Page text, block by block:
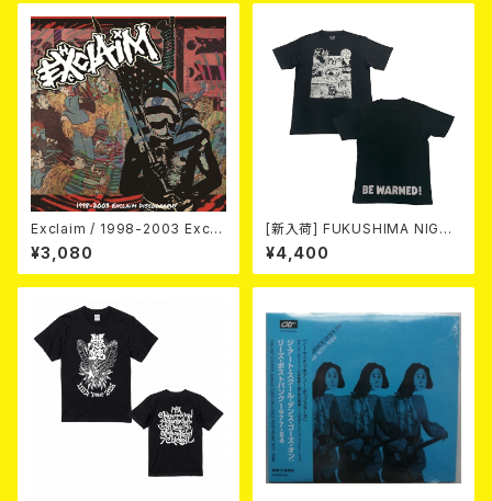
Exclaim / 1998-2003 Excla
im Discography
¥3,080
[新入荷] FUKUSHIMA NIGHT
MARE Tee -MISERY editio
n- (SMOKE BLACK)
¥4,400